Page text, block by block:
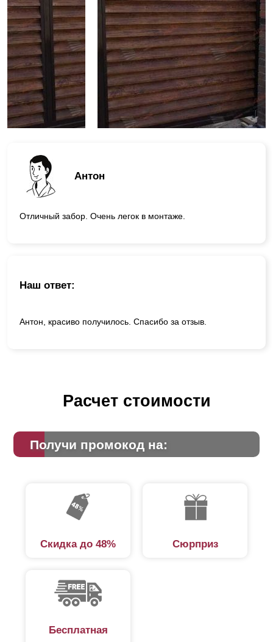
Антон
Отличный забор. Очень легок в монтаже.
Наш ответ:
Антон, красиво получилось. Спасибо за отзыв.
Расчет стоимости
Получи промокод на:
Скидка до 48% Сюрприз
Бесплатная